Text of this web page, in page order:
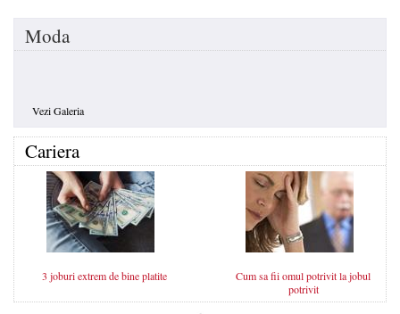
Moda
Vezi Galeria
Cariera
3 joburi extrem de bine platite
Cum sa fii omul potrivit la jobul
potrivit